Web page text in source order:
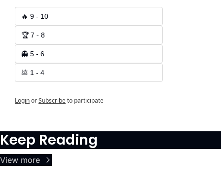
🔥 9 - 10
🏆 7 - 8
👻 5 - 6
💩 1 - 4
LoginorSubscribeto participate
Keep Reading
View more